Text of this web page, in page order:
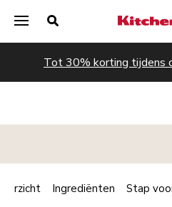
Tot 30% korting tijdens
HOOFDGERECHT VEGETARIAN
Ingrediënten Stap